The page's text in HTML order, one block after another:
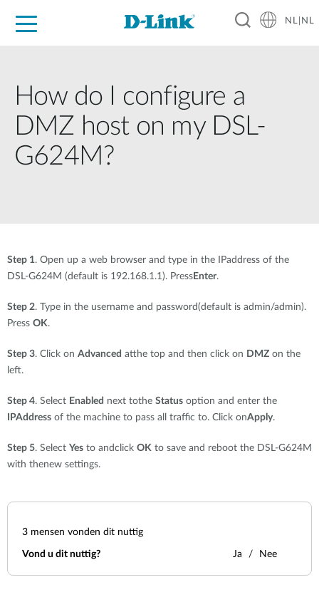
NL|NL
How do I configure a
DMZ host on my DSL-
G624M?
Step 1. Open up a web browser and type in the IPaddress of the
DSL-G624M (default is 192.168.1.1). Press Enter.
Step 2. Type in the username and password(default is admin/admin).
Press OK.
Step 3. Click on Advanced atthe top and then click on DMZ on the
left.
Step 4. Select Enabled next tothe Status option and enter the
IPAddress of the machine to pass all traffic to. Click onApply.
Step 5. Select Yes to andclick OK to save and reboot the DSL-G624M
with thenew settings.
3 mensen vonden dit nuttig
Vond u dit nuttig? Ja Nee